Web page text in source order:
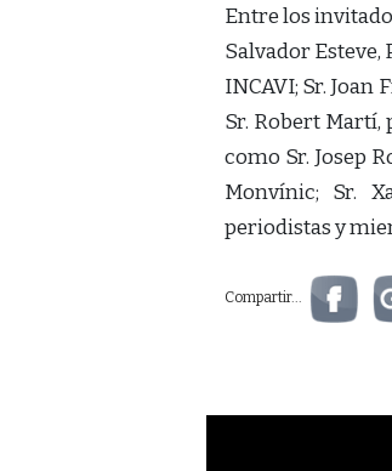
Entre los
Salvador
INCAVI; Sr.
Sr. Robert Martí,
como Sr. Josep
Monvínic; Sr.
periodistas y
Compartir...